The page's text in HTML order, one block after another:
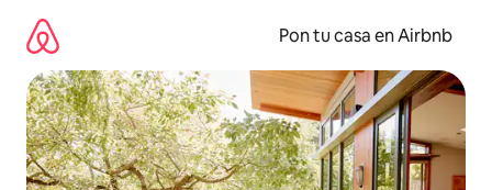
contenido
Pon tu casa en Airbnb